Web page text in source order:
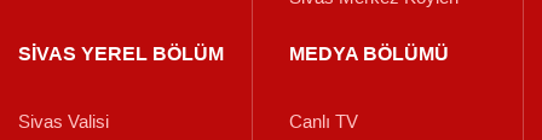
SİVAS YEREL BÖLÜM
Sivas Valisi
MEDYA BÖLÜMÜ
Canlı TV